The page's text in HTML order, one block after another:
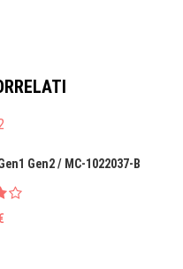
Gen2 / MC-1022037-B